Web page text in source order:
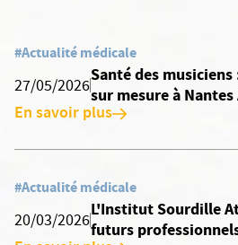
#Actualité médicale
27/05/2026
Santé des
sur mesure à
En savoir plus
#Actualité médicale
20/03/2026
L'Institut Sourdille
futurs